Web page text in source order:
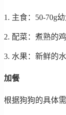
1. 主食：50-70g幼
2. 配菜：煮熟的
3. 水果：新鲜的
加餐
根据狗狗的具体